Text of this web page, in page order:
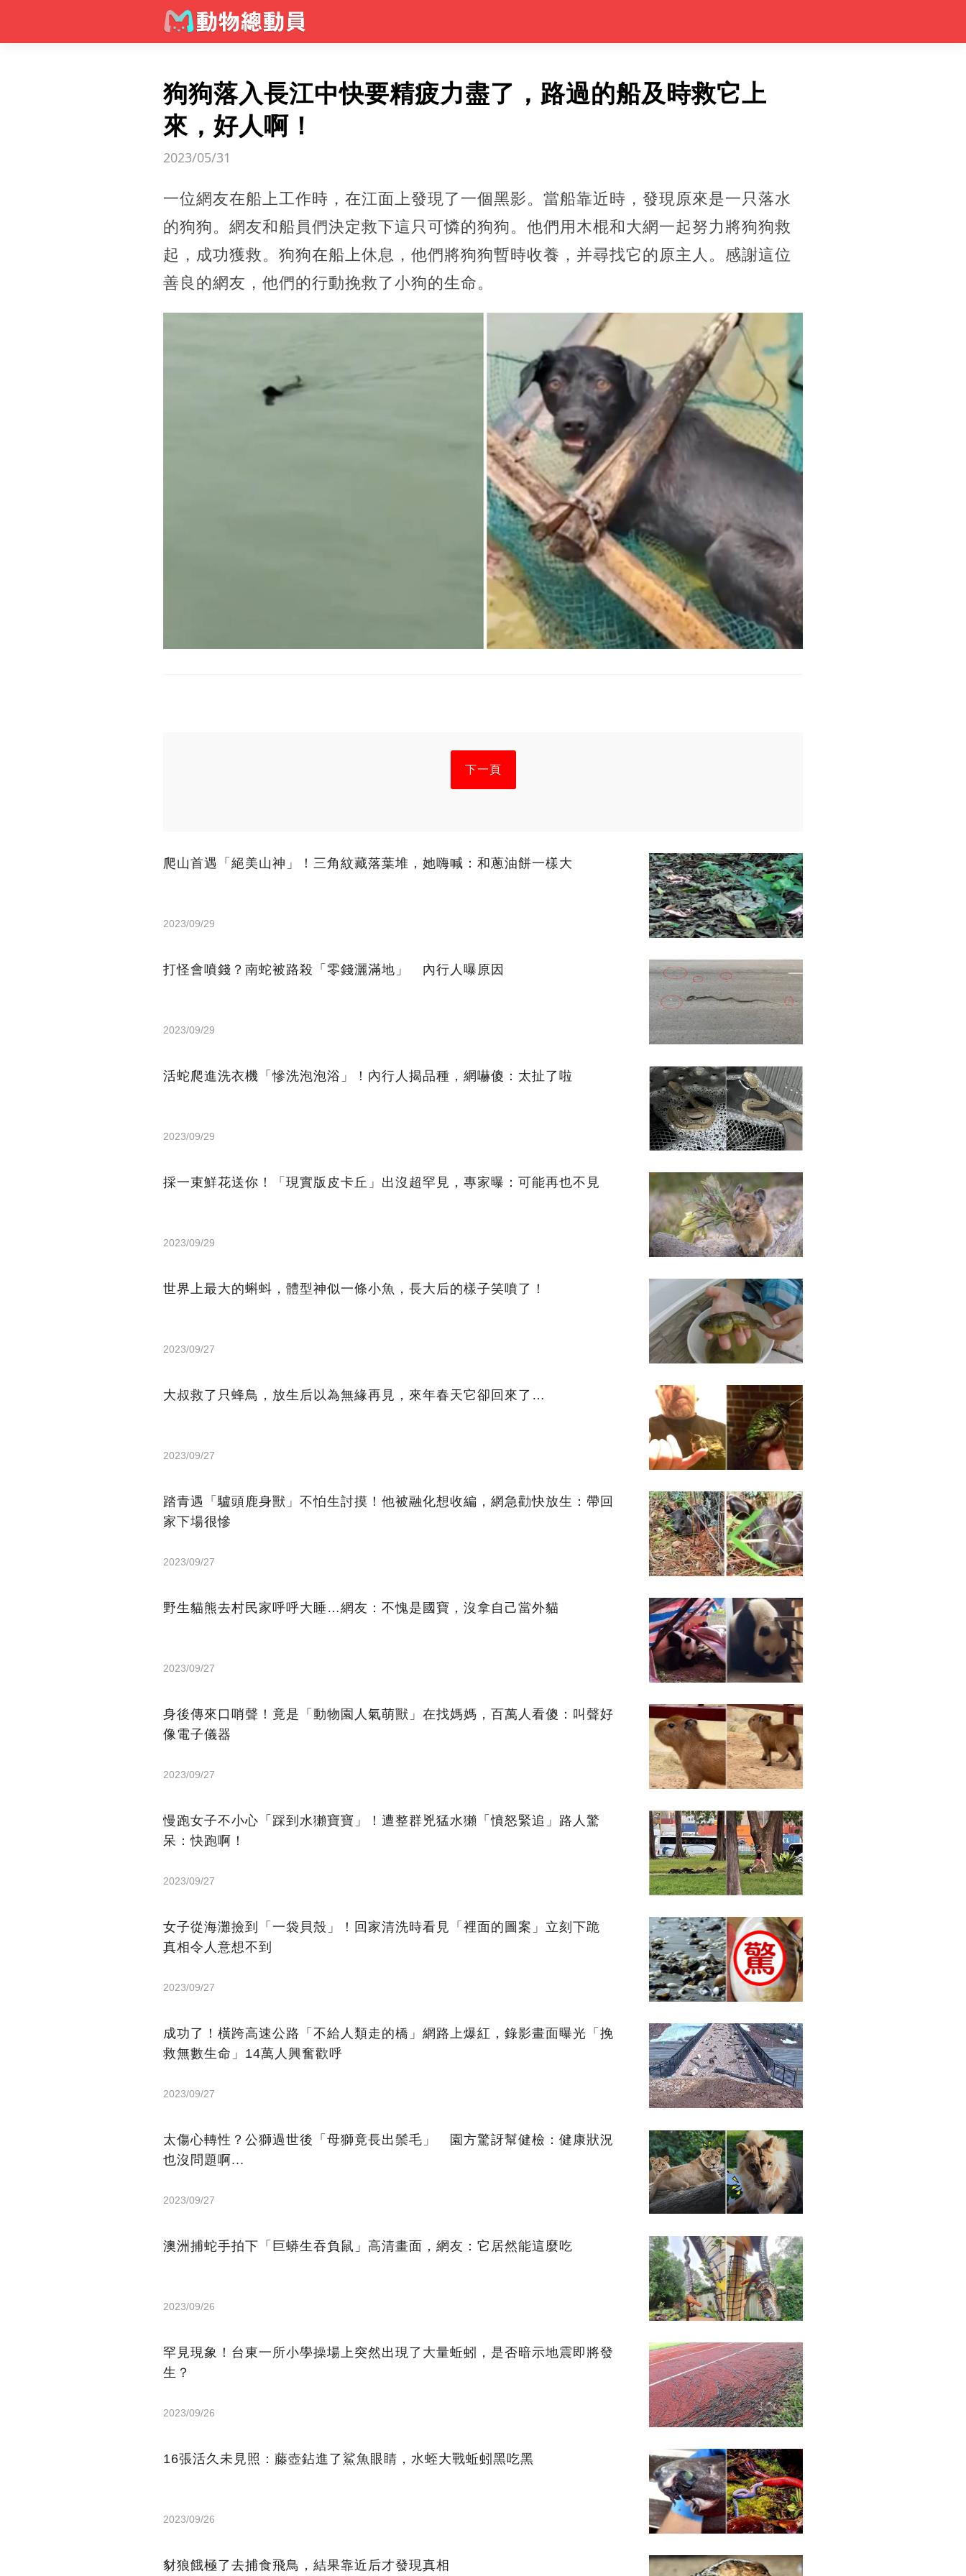
狗狗落入長江中快要精疲力盡了，路過的船及時救它上
來，好人啊！
2023/05/31
一位網友在船上工作時，在江面上發現了一個黑影。當船靠近時，發現原來是一只落水
的狗狗。網友和船員們決定救下這只可憐的狗狗。他們用木棍和大網一起努力將狗狗救
起，成功獲救。狗狗在船上休息，他們將狗狗暫時收養，并尋找它的原主人。感謝這位
善良的網友，他們的行動挽救了小狗的生命。
下一頁
爬山首遇「絕美山神」！三角紋藏落葉堆，她嗨喊：和蔥油餅一樣大
2023/09/29
打怪會噴錢？南蛇被路殺「零錢灑滿地」 內行人曝原因
2023/09/29
活蛇爬進洗衣機「慘洗泡泡浴」！內行人揭品種，網嚇傻：太扯了啦
2023/09/29
採一束鮮花送你！「現實版皮卡丘」出沒超罕見，專家曝：可能再也不見
2023/09/29
世界上最大的蝌蚪，體型神似一條小魚，長大后的樣子笑噴了！
2023/09/27
大叔救了只蜂鳥，放生后以為無緣再見，來年春天它卻回來了…
2023/09/27
踏青遇「驢頭鹿身獸」不怕生討摸！他被融化想收編，網急勸快放生：帶回
家下場很慘
2023/09/27
野生貓熊去村民家呼呼大睡…網友：不愧是國寶，沒拿自己當外貓
2023/09/27
身後傳來口哨聲！竟是「動物園人氣萌獸」在找媽媽，百萬人看傻：叫聲好
像電子儀器
2023/09/27
慢跑女子不小心「踩到水獺寶寶」！遭整群兇猛水獺「憤怒緊追」路人驚
呆：快跑啊！
2023/09/27
女子從海灘撿到「一袋貝殼」！回家清洗時看見「裡面的圖案」立刻下跪
真相令人意想不到
2023/09/27
成功了！橫跨高速公路「不給人類走的橋」網路上爆紅，錄影畫面曝光「挽
救無數生命」14萬人興奮歡呼
2023/09/27
太傷心轉性？公獅過世後「母獅竟長出鬃毛」 園方驚訝幫健檢：健康狀況
也沒問題啊...
2023/09/27
澳洲捕蛇手拍下「巨蟒生吞負鼠」高清畫面，網友：它居然能這麼吃
2023/09/26
罕見現象！台東一所小學操場上突然出現了大量蚯蚓，是否暗示地震即將發
生？
2023/09/26
16張活久未見照：藤壺鉆進了鯊魚眼睛，水蛭大戰蚯蚓黑吃黑
2023/09/26
豺狼餓極了去捕食飛鳥，結果靠近后才發現真相